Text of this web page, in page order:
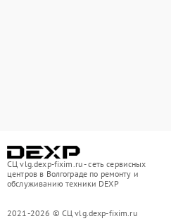
СЦ vlg.dexp-fixim.ru - сеть сервисных
центров в Волгограде по ремонту и
обслуживанию техники DEXP
2021-2026 © СЦ vlg.dexp-fixim.ru